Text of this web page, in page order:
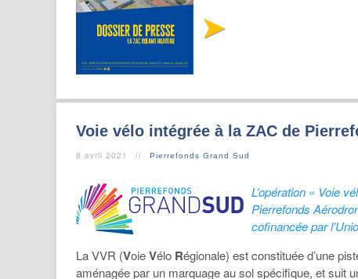
Voie vélo intégrée à la ZAC de
8 avril 2021 Pierrefonds Grand Sud
L’opération « Voie
Pierrefonds
cofinancée par
La VVR (VoieVélo Régionale) est constituée d’une
aménagée par un marquage au sol spécifique, et suit